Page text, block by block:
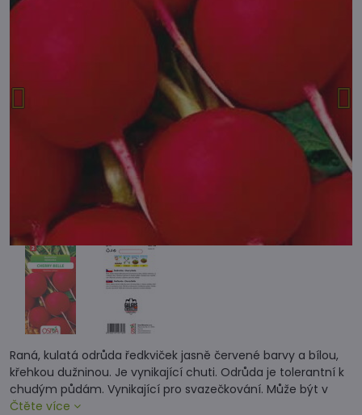
Raná, kulatá odrůda ředkviček jasně červené barvy a bílou,
křehkou dužninou. Je vynikající chuti. Odrůda je tolerantní k
chudým půdám. Vynikající pro svazečkování. Může být v
Čtěte více